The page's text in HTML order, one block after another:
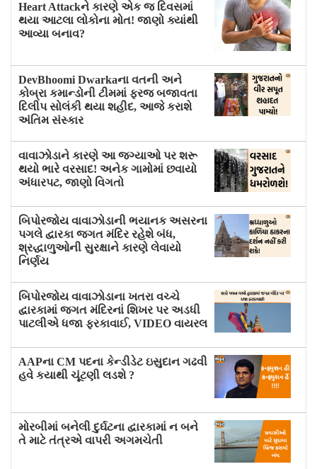
Heart Attackને કારણે એક જ દિવસમાં
થયા આટલા લોકોના મોત! જાણો ક્યાંથી
આવ્યા બનાવ?
DevBhoomi Dwarkaના વતની અને
કોબ્રા કમાન્ડોની ટીમમાં ફરજ બજાવતા
દિલીપ સોલંકી થયા શહીદ, આજે કરાશે
અંતિમ સંસ્કાર
વાવાઝોડાને કારણે આ જગ્યાઓ પર શરૂ
થયો ભારે વરસાદ! અનેક ગામોમાં છવાયો
અંધારપટ, જાણો વિગતો
બિપોરજોય વાવાઝોડાની ભયાનક અસરના
પગલે દ્વારકા જગત મંદિર રહેશે બંધ,
શ્રદ્ધાળુઓની સુરક્ષાને કારણે લેવાયો
નિર્ણય
બિપોરજોય વાવાઝોડાના ખતરા વચ્ચે
દ્વારકામાં જગત મંદિરનાં શિખર પર અડધી
પાટલીએ ધજા ફરકાવાઈ, VIDEO વાયરલ
AAPના CM પદના કેન્ડીડેટ ઇસુદાન ગઢવી
હવે કયાથી ચૂંટણી લડશે ?
મોરબીમાં બનેલી દુર્ઘટના દ્વારકામાં ન બને
તે માટે તંત્રએ વાપરી અગમચેતી